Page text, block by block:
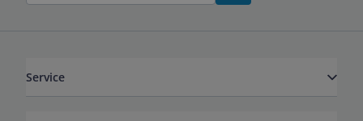
Service